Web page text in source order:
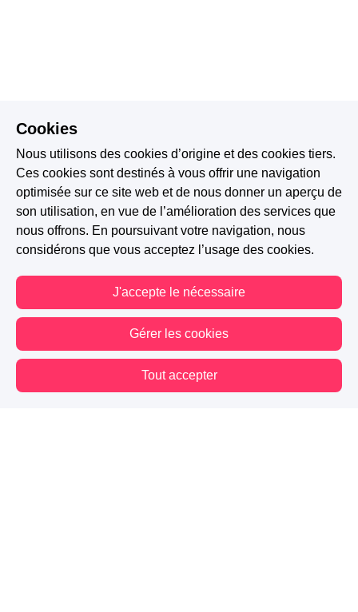
Cookies
Nous utilisons des cookies d’origine et des cookies tiers.
Ces cookies sont destinés à vous offrir une navigation
optimisée sur ce site web et de nous donner un aperçu de
son utilisation, en vue de l’amélioration des services que
nous offrons. En poursuivant votre navigation, nous
considérons que vous acceptez l’usage des cookies.
J'accepte le nécessaire
Gérer les cookies
Tout accepter